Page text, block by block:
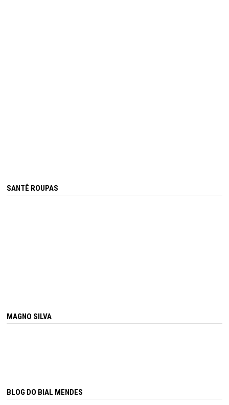
SANTÊ ROUPAS
MAGNO SILVA
BLOG DO BIAL MENDES